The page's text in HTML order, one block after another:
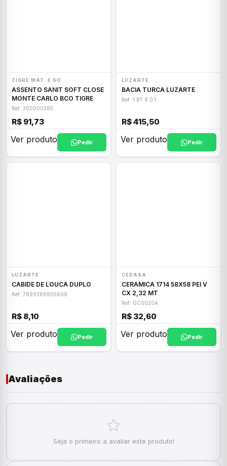
TIGRE MAT. E SO
ASSENTO SANIT SOFT CLOSE
MONTE CARLO BCO TIGRE
Ref: 300000385
R$ 91,73
Ver produto Pedir
LUZARTE
BACIA TURCA LUZARTE
Ref: 1.BT.8.0.1
R$ 415,50
Ver produto Pedir
LUZARTE
CABIDE DE LOUCA DUPLO
Ref: 7899388805696
R$ 8,10
Ver produto Pedir
CEDASA
CERAMICA 1714 58X58 PEI V
CX 2,32 MT
Ref: GC0020A
R$ 32,60
Ver produto Pedir
Avaliações
Seja o primeiro a avaliar este produto!